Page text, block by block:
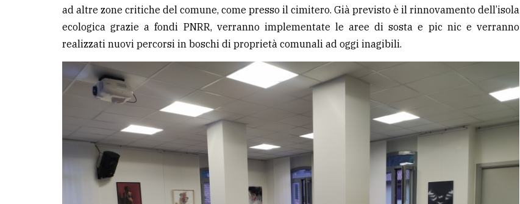
ad altre zone critiche del comune, come presso il cimitero. Già previsto è il rinnovamento dell’isola
ecologica grazie a fondi PNRR, verranno implementate le aree di sosta e pic nic e verranno
realizzati nuovi percorsi in boschi di proprietà comunali ad oggi inagibili.